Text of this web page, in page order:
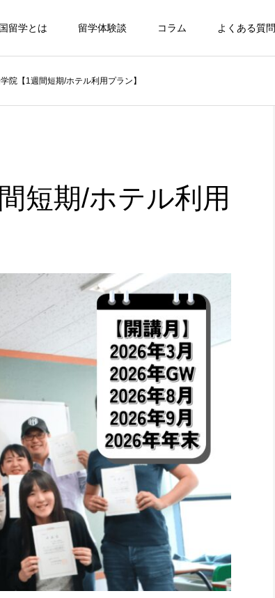
留学とは 留学体験談 コラム よくある質問
院【1週間短期/ホテル利用プラン】
短期/ホテル利用